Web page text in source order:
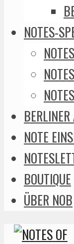
NOTES-
NOTE
BOUTIQUE
ÜBER NOB